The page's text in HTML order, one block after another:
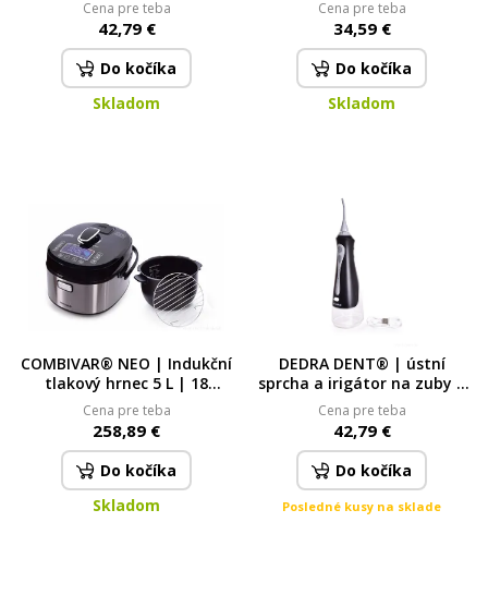
metalic gray
Cena pre teba
42,79 €
Do kočíka
Skladom
USB-C napájení
Cena pre teba
34,59 €
Do kočíka
Skladom
COMBIVAR® NEO | Indukční
tlakový hrnec 5 L | 18
programů, smažení, pomalé
vaření & BIOPAN®
INDUCTION NEO
Cena pre teba
258,89 €
Do kočíka
Skladom
DEDRA DENT® | ústní
sprcha a irigátor na zuby |
černá černá
Cena pre teba
42,79 €
Do kočíka
Posledné kusy na sklade